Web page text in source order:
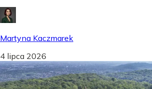
Martyna Kaczmarek
4 lipca 2026